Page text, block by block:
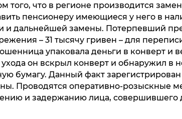
того, что в регионе производится
пенсионеру имеющиеся у него в
и дальнейшей замены. Потерпевший
– 31 тысячу гривен – для
упаковала деньги в конверт и
он вскрыл конверт и обнаружил в
бумагу. Данный факт зарегистрирован
Проводятся оперативно-розыскные
и задержанию лица, совершившего